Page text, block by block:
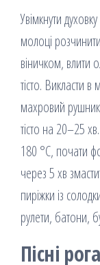
Увімкнути
молоці
віничком, влити
тісто. Викласти
махровий
тісто на 20–25
180 °С, почати
через 5 хв
пиріжки із
рулети, батони,
Пісні